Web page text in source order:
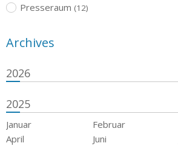
Presseraum (12)
Archives
2026
2025
Januar Februar
April
Juni